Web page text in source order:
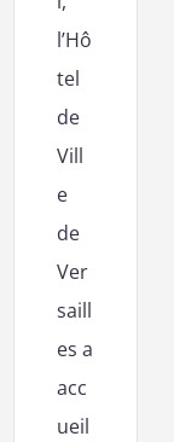
l’Hô
tel
de
Vill
e
de
Ver
saill
es a
acc
ueil